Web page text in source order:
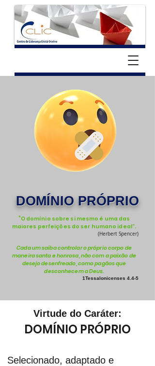
DOMÍNIO PRÓPRIO
“O domínio sobre si mesmo é uma das
maiores perfeições do ser humano ideal”.
(Herbert Spencer)
Cada um saiba controlar o próprio corpo de
maneira santa e honrosa, não com a paixão de
desejo desenfreado, como pagãos que
desconhecem a Deus.
1Tessalonicenses 4.4-5
Virtude do Caráter:
DOMÍNIO PRÓPRIO
Selecionado, adaptado e